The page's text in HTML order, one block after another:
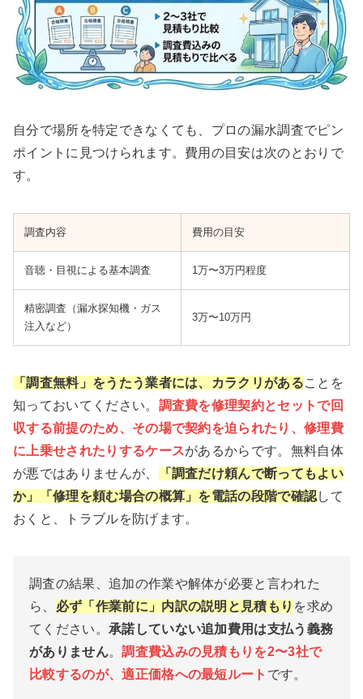
自分で場所を特定できなくても、プロの漏水調査でピン
ポイントに見つけられます。費用の目安は次のとおりで
す。
調査内容 費用の目安
音聴・目視による基本調査 1万〜3万円程度
精密調査（漏水探知機・ガス
注入など）
3万〜10万円
「調査無料」をうたう業者には、カラクリがあることを
知っておいてください。 調査費を修理契約とセットで回
収する前提のため、その場で契約を迫られたり、修理費
に上乗せされたりするケースがあるからです。無料自体
が悪ではありませんが、
「調査だけ頼んで断ってもよい
か」「修理を頼む場合の概算」を電話の段階で確認して
おくと、トラブルを防げます。
調査の結果、追加の作業や解体が必要と言われた
ら、 必ず「作業前に」内訳の説明と見積もり を求め
てください。 承諾していない追加費用は支払う義務
がありません。調査費込みの見積もりを2〜3社で
比較するのが、適正価格への最短ルート です。